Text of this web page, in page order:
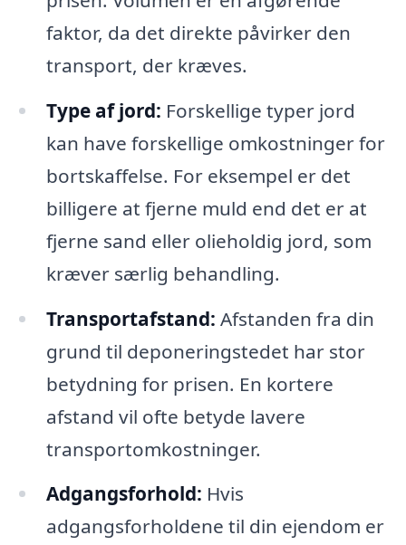
faktor, da det direkte påvirker den
transport, der kræves.
Type af jord: Forskellige typer jord
kan have forskellige omkostninger for
bortskaffelse. For eksempel er det
billigere at fjerne muld end det er at
fjerne sand eller olieholdig jord, som
kræver særlig behandling.
Transportafstand: Afstanden fra din
grund til deponeringstedet har stor
betydning for prisen. En kortere
afstand vil ofte betyde lavere
transportomkostninger.
Adgangsforhold: Hvis
adgangsforholdene til din ejendom er